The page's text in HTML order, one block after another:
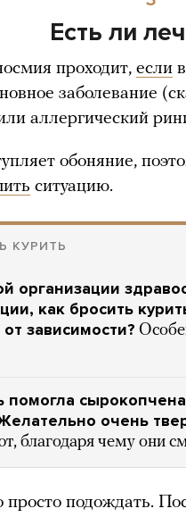
Есть ли
проходит, если
заболевание
аллергический
обоняние,
ситуацию.
КУРИТЬ
организации
как бросить
зависимости?
помогла
очень
благодаря чему они
просто подождать.